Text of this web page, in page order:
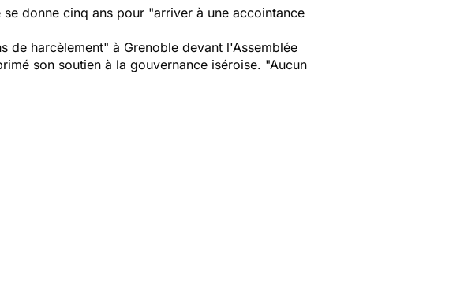
donne cinq ans pour "arriver à une accointance
de harcèlement" à Grenoble devant l'Assemblée
son soutien à la gouvernance iséroise. "Aucun